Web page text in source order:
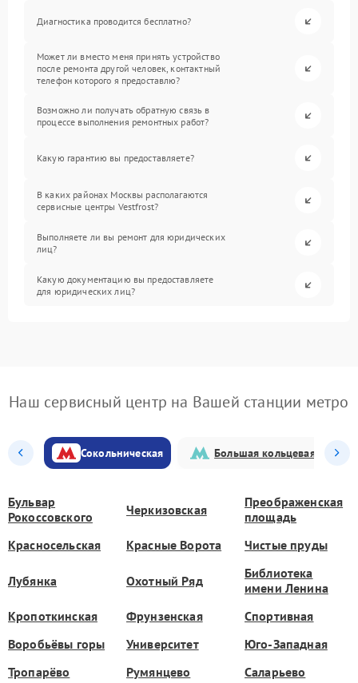
Диагностика проводится бесплатно?
Может ли вместо меня принять устройство
после ремонта другой человек, контактный
телефон которого я предоставлю?
Возможно ли получать обратную связь в
процессе выполнения ремонтных работ?
Какую гарантию вы предоставляете?
В каких районах Москвы располагаются
сервисные центры Vestfrost?
Выполняете ли вы ремонт для юридических
лиц?
Какую документацию вы предоставляете
для юридических лиц?
Наш сервисный центр на Вашей станции метро
Сокольническая Большая кольцевая
Бульвар
Рокоссовского
Черкизовская
Преображенская
площадь
Красносельская
Красные Ворота Чистые пруды
Лубянка Охотный Ряд
Библиотека
имени Ленина
Кропоткинская
Фрунзенская
Спортивная
Воробьёвы горы
Университет
Юго-Западная
Тропарёво
Румянцево Саларьево